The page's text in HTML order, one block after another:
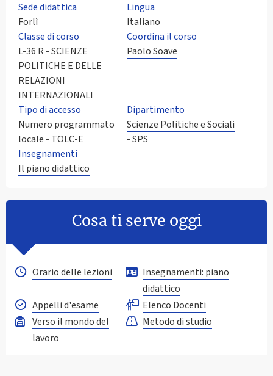
Sede didattica
Forlì
Lingua
Italiano
Classe di corso
L-36 R - SCIENZE
POLITICHE E DELLE
RELAZIONI
INTERNAZIONALI
Coordina il corso
Paolo Soave
Tipo di accesso
Numero programmato
locale - TOLC-E
Dipartimento
Scienze Politiche e Sociali
- SPS
Insegnamenti
Il piano didattico
Cosa ti serve oggi
Orario delle lezioni
Insegnamenti: piano
didattico
Appelli d'esame
Elenco Docenti
Verso il mondo del
lavoro
Metodo di studio